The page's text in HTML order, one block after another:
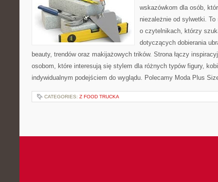
wskazówkom dla osób,
niezależnie od sylwetki.
o czytelnikach, którzy
dotyczących dobierania
beauty, trendów oraz makijażowych trików. Strona łączy
osobom, które interesują się stylem dla różnych typów figury,
indywidualnym podejściem do wyglądu. Polecamy Moda Plus
CATEGORIES: Z FOOD TRUCKA